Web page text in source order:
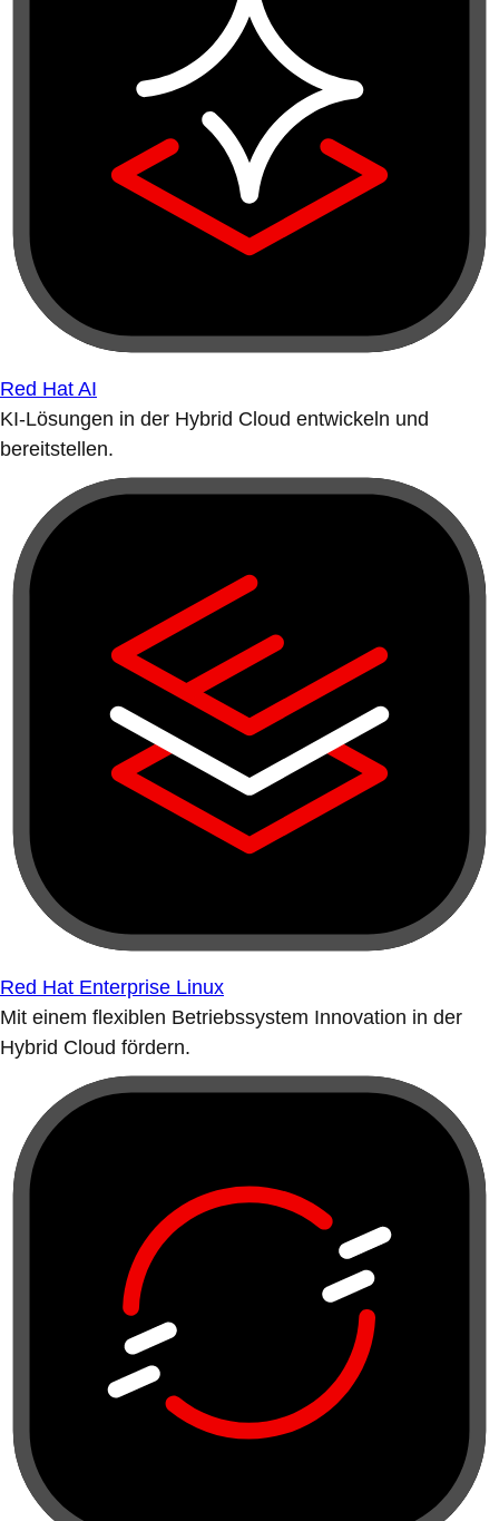
Red Hat AI
KI-Lösungen in der Hybrid Cloud entwickeln und
bereitstellen.
Red Hat Enterprise Linux
Mit einem flexiblen Betriebssystem Innovation in der
Hybrid Cloud fördern.